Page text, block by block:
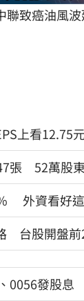
聯致癌油風
上看
張 52萬股
外資看好
台股開盤前
0056發股